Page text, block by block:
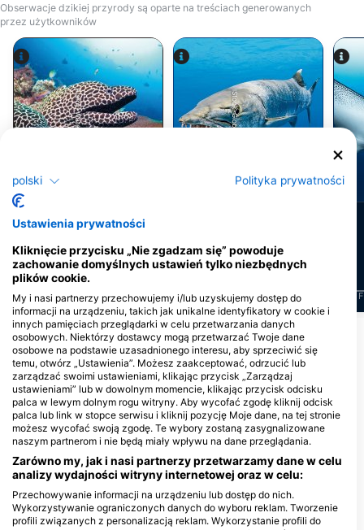
Obserwacje dzikiej przyrody są oparte na treściach generowanych
przez użytkowników
Alamy-WaterFrame
11Obserwacje
J F M A M J J A S O N D
iStock-Global_Pics
Barakuda
J F M A M J J A S O N F
Centra nurkowe obsługujące to miejsce
nurkowe
BROTHERS DIVING, Gran
Canaria
Calle las Dalias 12, local 48, 35100
San Agustin, ICP - Hiszpania
SCUBA SUR
Barranco de la Verga Anfi del Mar
Marina, 35120 Arguineguin, ICP -
Hiszpania
polski Polityka prywatności
Ustawienia prywatności
Kliknięcie przycisku „Nie zgadzam się” powoduje
zachowanie domyślnych ustawień tylko niezbędnych
plików cookie.
My i nasi partnerzy przechowujemy i/lub uzyskujemy dostęp do
informacji na urządzeniu, takich jak unikalne identyfikatory w cookie i
innych pamięciach przeglądarki w celu przetwarzania danych
osobowych. Niektórzy dostawcy mogą przetwarzać Twoje dane
osobowe na podstawie uzasadnionego interesu, aby sprzeciwić się
temu, otwórz „Ustawienia”. Możesz zaakceptować, odrzucić lub
zarządzać swoimi ustawieniami, klikając przycisk „Zarządzaj
ustawieniami” lub w dowolnym momencie, klikając przycisk odcisku
palca w lewym dolnym rogu witryny. Aby wycofać zgodę kliknij odcisk
palca lub link w stopce serwisu i kliknij pozycję Moje dane, na tej stronie
możesz wycofać swoją zgodę. Te wybory zostaną zasygnalizowane
naszym partnerom i nie będą miały wpływu na dane przeglądania.
Zarówno my, jak i nasi partnerzy przetwarzamy dane w celu
analizy wydajności witryny internetowej oraz w celu:
Przechowywanie informacji na urządzeniu lub dostęp do nich.
Wykorzystywanie ograniczonych danych do wyboru reklam. Tworzenie
profili związanych z personalizacją reklam. Wykorzystanie profili do